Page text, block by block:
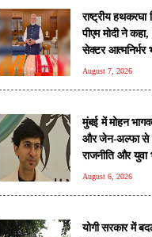
राष्ट्रीय हथकरघा
पीएम मोदी ने
सेक्टर आत्मनिर्भर
को साकार करने
August 7, 2026
मुंबई में मोहन
और जेन-अल्फा से
राजनीति और युवा
खुलकर हुई चर्चा
August 6, 2026
योगी सरकार में